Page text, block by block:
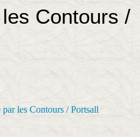
Contours /